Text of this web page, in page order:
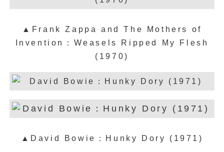
▲Frank Zappa and The Mothers of
Invention：Weasels Ripped My Flesh
(1970)
▲David Bowie：Hunky Dory (1971)